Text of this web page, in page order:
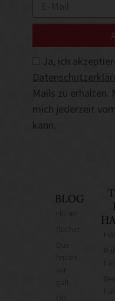
Ja, ich
Mails zu erhalten.
mich jederzeit
kann.
BLOG
gut!